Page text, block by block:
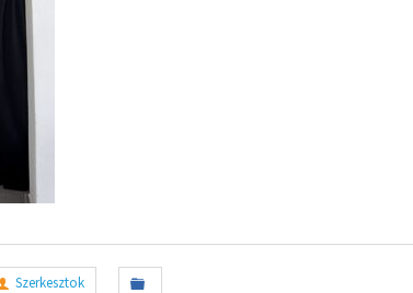
Szerkesztok